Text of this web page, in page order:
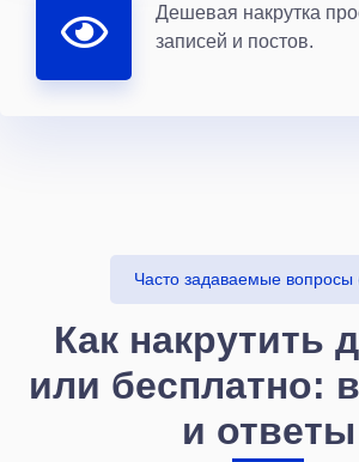
Дешевая накрутка
записей и постов.
Часто задаваемые вопросы
Как накрутить
или бесплатно:
и ответы